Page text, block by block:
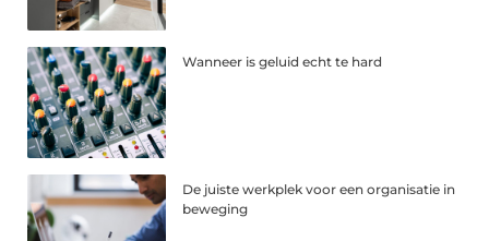
Wanneer is geluid echt te hard
De juiste werkplek voor een organisatie in
beweging